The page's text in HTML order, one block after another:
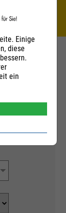
Einige
diese
ein